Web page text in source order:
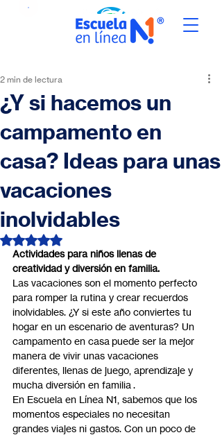
¿Y si hacemos un
campamento en
casa? Ideas para unas
vacaciones
inolvidables
2 min de lectura
Obtuvo NaN de 5 estrellas.
Actividades para niños llenas de
creatividad y diversión en familia.
Las vacaciones son el momento perfecto
para romper la rutina y crear recuerdos
inolvidables. ¿Y si este año conviertes tu
hogar en un escenario de aventuras? Un
campamento en casa puede ser la mejor
manera de vivir unas vacaciones
diferentes, llenas de juego, aprendizaje y
mucha diversión en familia .
En Escuela en Línea N1, sabemos que los
momentos especiales no necesitan
grandes viajes ni gastos. Con un poco de